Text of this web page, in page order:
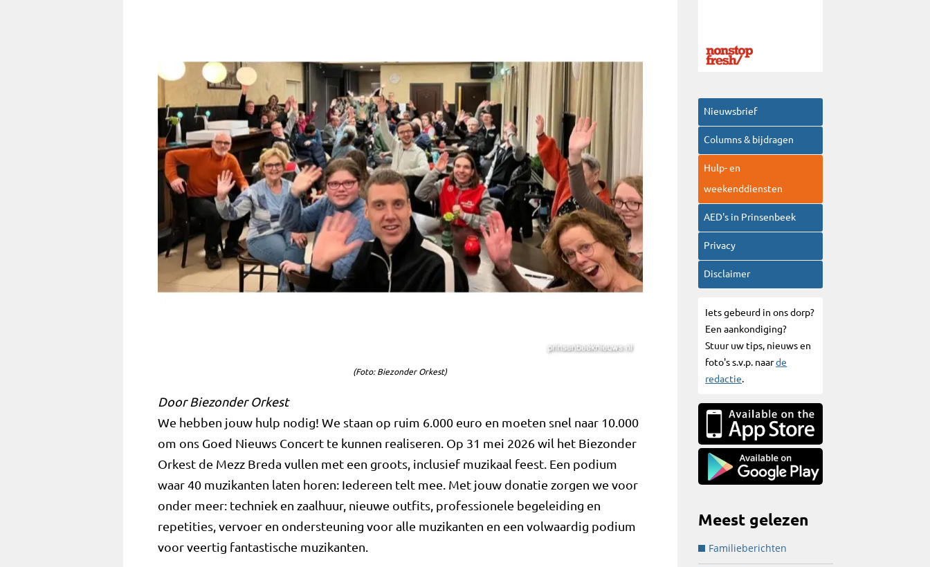
(Foto: Biezonder Orkest)
Door Biezonder Orkest
We hebben jouw hulp nodig! We staan op ruim 6.000 euro en moeten snel naar 10.000
om ons Goed Nieuws Concert te kunnen realiseren. Op 31 mei 2026 wil het Biezonder
Orkest de Mezz Breda vullen met een groots, inclusief muzikaal feest. Een podium
waar 40 muzikanten laten horen: Iedereen telt mee. Met jouw donatie zorgen we voor
onder meer: techniek en zaalhuur, nieuwe outfits, professionele begeleiding en
repetities, vervoer en ondersteuning voor alle muzikanten en een volwaardig podium
voor veertig fantastische muzikanten.
Nieuwsbrief
Columns & bijdragen
Hulp- en
weekenddiensten
AED's in Prinsenbeek
Privacy
Disclaimer
Iets gebeurd in ons dorp?
Een aankondiging?
Stuur uw tips, nieuws en
foto's s.v.p. naarde
redactie.
Meest gelezen
Familieberichten